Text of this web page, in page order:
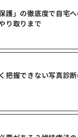
護」の徹底度で自宅
り取りまで
把握できない写真診